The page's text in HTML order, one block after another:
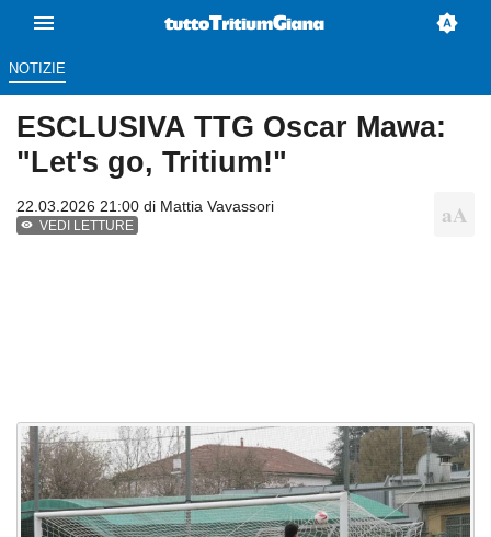
NOTIZIE
ESCLUSIVA TTG Oscar Mawa:
"Let's go, Tritium!"
22.03.2026 21:00 di Mattia Vavassori
VEDI LETTURE